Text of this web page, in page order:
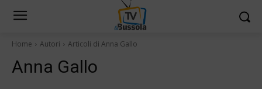
Home Autori Articoli di Anna Gallo
Anna Gallo